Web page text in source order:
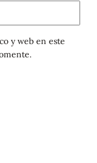
y web en este